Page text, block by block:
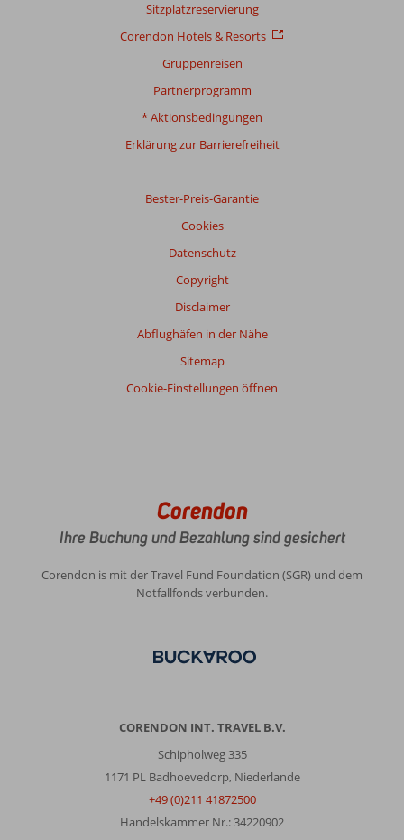
Sitzplatzreservierung
Corendon Hotels & Resorts
Gruppenreisen
Partnerprogramm
* Aktionsbedingungen
Erklärung zur Barrierefreiheit
Bester-Preis-Garantie
Cookies
Datenschutz
Copyright
Disclaimer
Abflughäfen in der Nähe
Sitemap
Cookie-Einstellungen öffnen
Corendon
Ihre Buchung und Bezahlung sind gesichert
Corendon is mit der Travel Fund Foundation (SGR) und dem
Notfallfonds verbunden.
CORENDON INT. TRAVEL B.V.
Schipholweg 335
1171 PL Badhoevedorp, Niederlande
+49 (0)211 41872500
Handelskammer Nr.: 34220902